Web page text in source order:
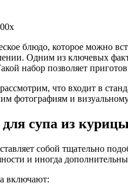
блюдо, которое можно
Одним из ключевых
набор позволяет
что входит в
фотографиям и
супа из курицы
собой тщательно
и иногда
включают: